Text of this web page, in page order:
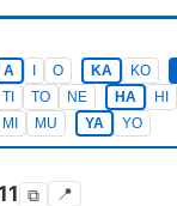
A O KA KO
TI
TO NE HA HI
MI
MU YA YO
⧉ 📍